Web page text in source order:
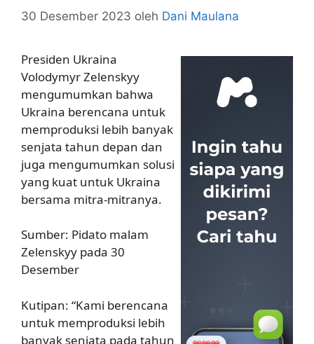
30 Desember 2023 oleh Dani Maulana
Presiden Ukraina
Volodymyr Zelenskyy
mengumumkan bahwa
Ukraina berencana untuk
memproduksi lebih banyak
senjata tahun depan dan
juga mengumumkan solusi
yang kuat untuk Ukraina
bersama mitra-mitranya.
Sumber: Pidato malam
Zelenskyy pada 30
Desember
Kutipan: “Kami berencana
untuk memproduksi lebih
banyak senjata pada tahun